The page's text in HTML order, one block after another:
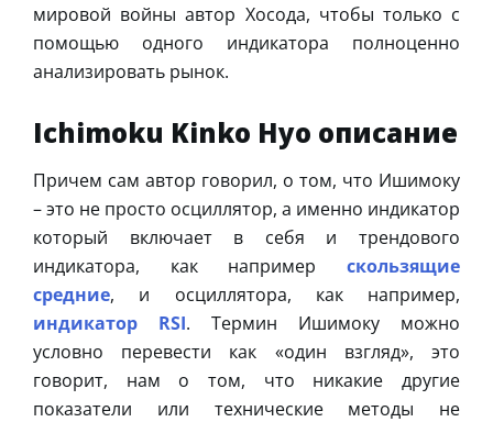
мировой войны автор Хосода, чтобы только с
помощью одного индикатора полноценно
анализировать рынок.
Ichimoku Kinko Hyo описание
Причем сам автор говорил, о том, что Ишимоку
– это не просто осциллятор, а именно индикатор
который включает в себя и трендового
индикатора, как например скользящие
средние, и осциллятора, как например,
индикатор RSI. Термин Ишимоку можно
условно перевести как «один взгляд», это
говорит, нам о том, что никакие другие
показатели или технические методы не